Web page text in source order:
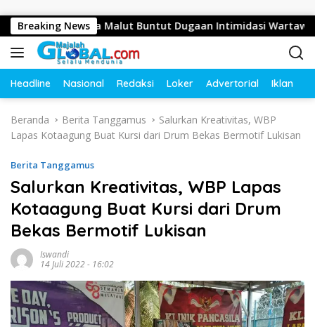
Breaking News
Polda Malut Buntut Dugaan Intimidasi Wartawan di Obi
Headline Nasional Redaksi Loker Advertorial Iklan
Beranda Berita Tanggamus
Salurkan Kreativitas, WBP
Lapas Kotaagung Buat Kursi dari Drum Bekas Bermotif Lukisan
Berita Tanggamus
Salurkan Kreativitas, WBP Lapas
Kotaagung Buat Kursi dari Drum
Bekas Bermotif Lukisan
Iswandi
14 Juli 2022 - 16:02